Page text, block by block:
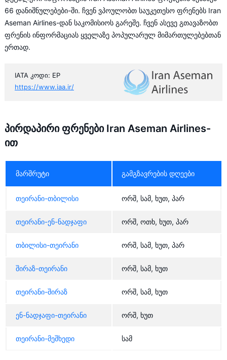
66 დანიშნულებები-ში. ჩვენ ვპოულობთ საუკეთესო ფრენებს Iran
Aseman Airlines-დან საკომისიოს გარეშე. ჩვენ ასევე გთავაზობთ
ფრენის ინფორმაციას ყველაზე პოპულარულ მიმართულებებთან
ერთად.
IATA კოდი: EP
https://www.iaa.ir/
პირდაპირი ფრენები Iran Aseman Airlines-
ით
მარშრუტი გამგზავრების დღეები
თეირანი-თბილისი ორშ, სამ, ხუთ, პარ
თეირანი-ენ-ნადჯაფი ორშ, ოთხ, ხუთ, პარ
თბილისი-თეირანი ორშ, სამ, ხუთ, პარ
შირაზ-თეირანი ორშ, სამ, ხუთ
თეირანი-შირაზ ორშ, სამ, ხუთ
ენ-ნადჯაფი-თეირანი ორშ, ხუთ
თეირანი-მეშხედი სამ